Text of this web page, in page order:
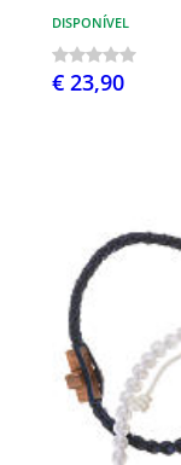
DISPONÍVEL
€ 23,90